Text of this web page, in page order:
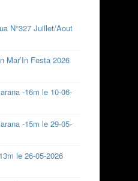
N°327 Juillet/Aout
Mar’In Festa 2026
-16m le 10-06-
-15m le 29-05-
le 26-05-2026